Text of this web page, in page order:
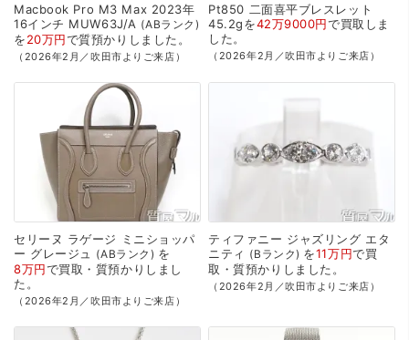
Macbook Pro M3 Max 2023年
16インチ MUW63J/A ABランク
を20万円で質預かり しました。
（2026年2月／吹田市よりご来店）
Pt850 二面喜平ブレスレット
45.2gを42万9000円で買取 しま
した。
（2026年2月／吹田市よりご来店）
セリーヌ ラゲージ
ミニショッパ
ー グレージュ ABランク
を
8万円で買取・質預かり しまし
た。
（2026年2月／吹田市よりご来店）
ティファニー ジャズリング エタ
ニティ
Bランク を11万円で買
取・質預かり しました。
（2026年2月／吹田市よりご来店）